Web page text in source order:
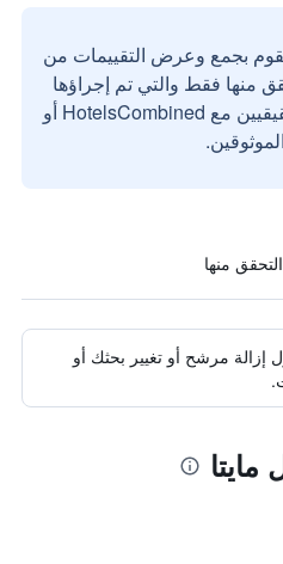
بجمع وعرض التقييمات من
منها فقط والتي تم إجراؤها
بواسطة مستخدمين حقيقيين مع HotelsCombined أو
إزالة مرشح أو تغيير بحثك أو